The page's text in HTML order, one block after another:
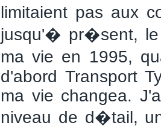
limitaient pas aux
jusqu'� pr�sent, le
ma vie en 1995,
d'abord Transport
ma vie changea.
niveau de d�tail,